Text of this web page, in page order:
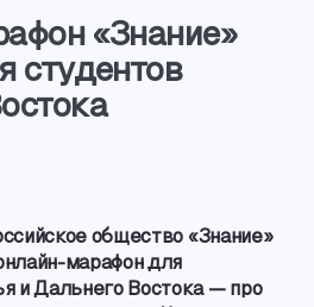
«Знание»
студентов
общество «Знание»
марафондля
и Дальнего Востока — про